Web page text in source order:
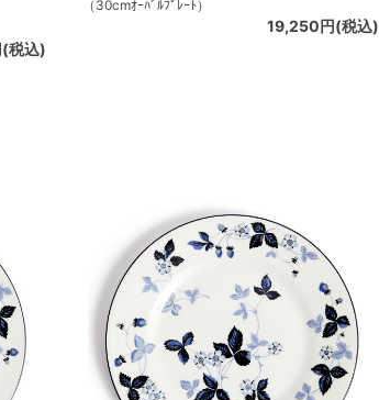
税込)
（30cmｵｰﾊﾞﾙﾌﾟﾚｰﾄ）
19,250円(税込)